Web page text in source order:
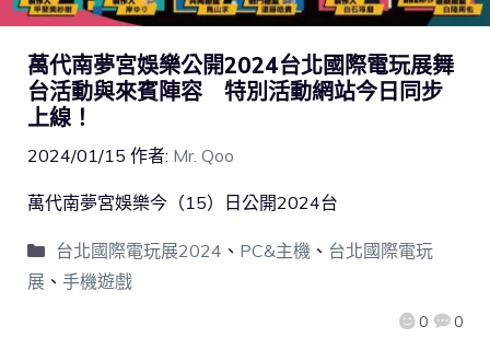
萬代南夢宮娛樂公開2024台北國際電玩展舞
台活動與來賓陣容 特別活動網站今日同步
上線！
2024/01/15 作者: Mr. Qoo
0 0
萬代南夢宮娛樂今（15）日公開2024台
台北國際電玩展2024 、 PC&主機、 台北國際電玩
展 、 手機遊戲